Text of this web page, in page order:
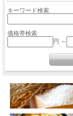
キーワード検索
価格帯検索
円 ～